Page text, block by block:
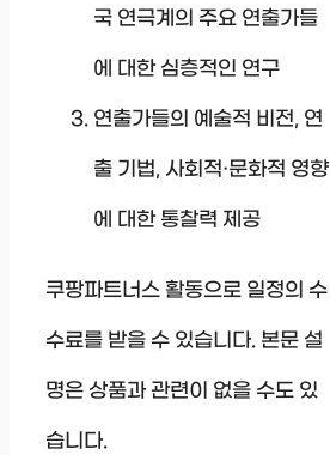
국 연극계의 주요 연출가들
에 대한 심층적인 연구
연출가들의 예술적 비전, 연
출 기법, 사회적·문화적 영향
에 대한 통찰력 제공
쿠팡파트너스 활동으로 일정의 수
수료를 받을 수 있습니다. 본문 설
명은 상품과 관련이 없을 수도 있
습니다.